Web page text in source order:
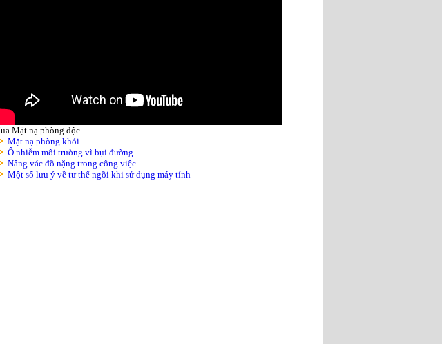
Mặt nạ phòng độc
Mặt nạ phòng khói
Ô nhiễm môi trường vì bụi đường
Nâng vác đồ nặng trong công việc
Một số lưu ý về tư thế ngồi khi sử dụng máy tính